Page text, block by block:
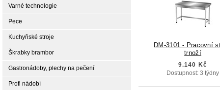
DM-3101 - Pracovní
trnoží
9.140 Kč
Dostupnost: 3 týdny
Varné technologie
Pece
Kuchyňské stroje
Škrabky brambor
Gastronádoby, plechy na pečení
Profi nádobí